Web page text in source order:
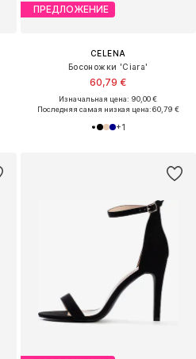
ПРЕДЛОЖЕНИЕ
CELENA
Босоножки 'Ciara'
60,79 €
Изначальная цена: 90,00 €
Последняя самая низкая цена:60,79 €
+1